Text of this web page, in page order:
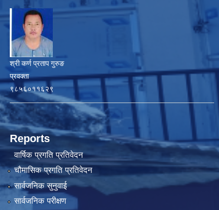
श्री कर्ण प्रताप गुरुङ
प्रवक्ता
९८५६०११६२९
Reports
वार्षिक प्रगति प्रतिवेदन
चौमासिक प्रगति प्रतिवेदन
सार्वजनिक सुनुवाई
सार्वजनिक परीक्षण